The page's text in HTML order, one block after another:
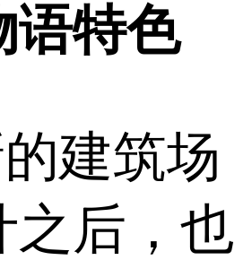
语特色
建筑场
之后，也